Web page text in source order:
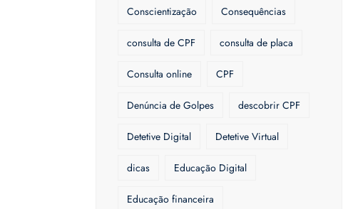
Conscientização Consequências
consulta de CPF consulta de placa
Consulta online CPF
Denúncia de Golpes descobrir CPF
Detetive Digital Detetive Virtual
dicas Educação Digital
Educação financeira